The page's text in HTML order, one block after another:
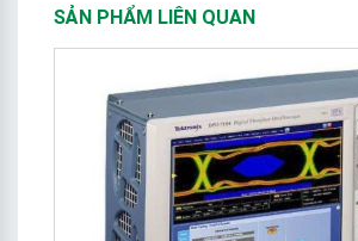
SẢN PHẨM LIÊN QUAN